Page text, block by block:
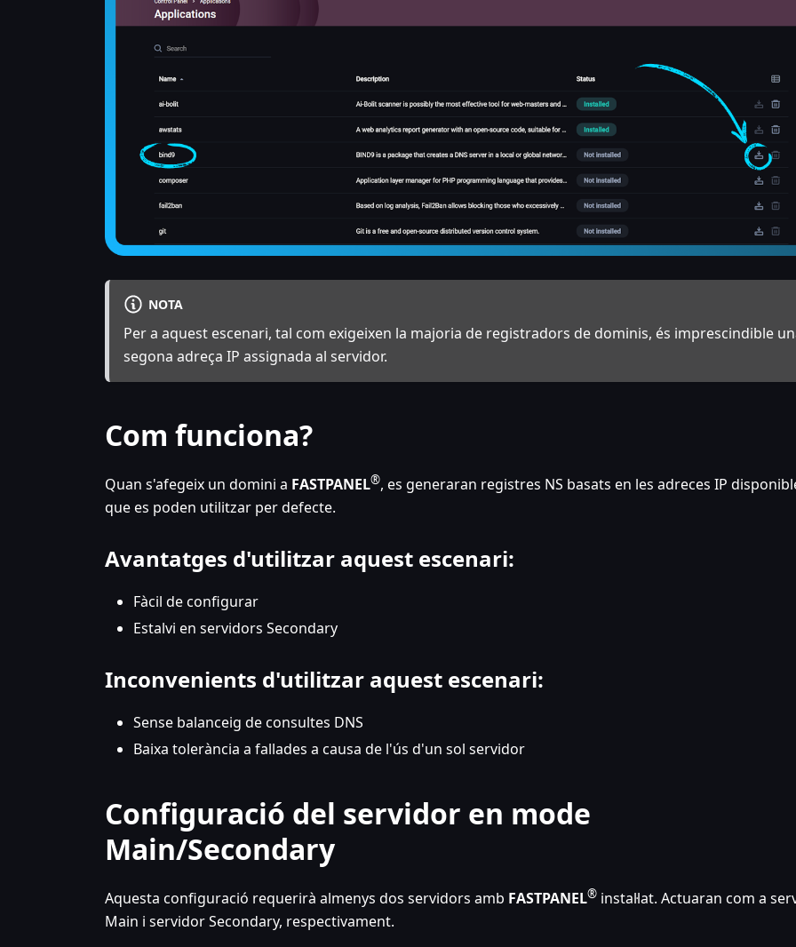
NOTA
Per a aquest escenari, tal com exigeixen la majoria de registradors de dominis, és imprescindible
segona adreça IP assignada al servidor.
Com funciona?
Quan s'afegeix un domini a FASTPANEL®, es generaran registres NS basats en les adreces IP
que es poden utilitzar per defecte.
Avantatges d'utilitzar aquest escenari:
Fàcil de configurar
Estalvi en servidors Secondary
Inconvenients d'utilitzar aquest escenari:
Sense balanceig de consultes DNS
Baixa tolerància a fallades a causa de l'ús d'un sol servidor
Configuració del servidor en mode
Main/Secondary
Aquesta configuració requerirà almenys dos servidors amb FASTPANEL® instal·lat. Actuaran com a
Main i servidor Secondary, respectivament.